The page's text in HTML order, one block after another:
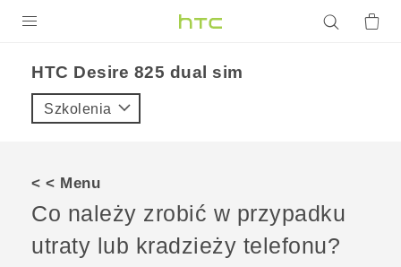
VIVE
VIVERSE
HTC Desire 825 dual sim‎
Szkolenia
< < Menu
Co należy zrobić w przypadku
utraty lub kradzieży telefonu?